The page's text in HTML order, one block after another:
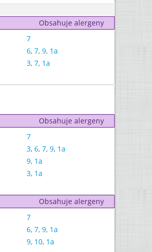
Obsahuje alergeny
7
6, 7, 9, 1a
3, 7, 1a
Obsahuje alergeny
7
3, 6, 7, 9, 1a
9, 1a
3, 1a
Obsahuje alergeny
7
6, 7, 9, 1a
9, 10, 1a